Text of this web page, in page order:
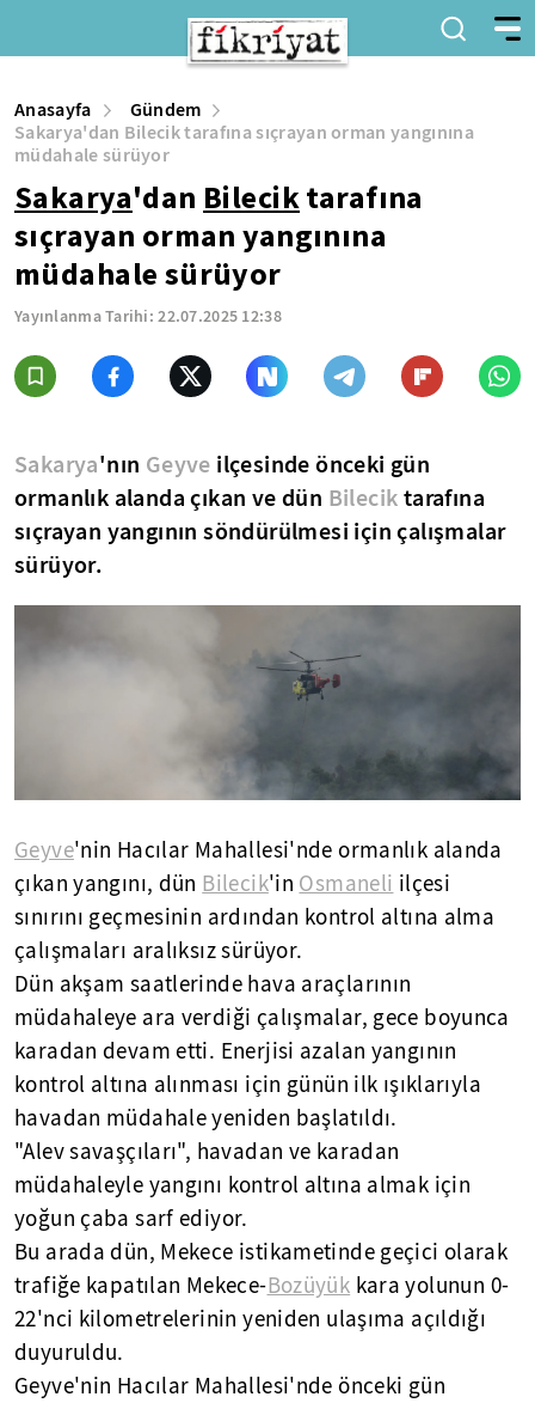
Anasayfa
Gündem
Sakarya'dan Bilecik tarafına sıçrayan orman yangınına
müdahale sürüyor
Sakarya'dan Bileciktarafına
sıçrayan orman yangınına
müdahale sürüyor
Yayınlanma Tarihi:22.07.2025 12:38
Sakarya'nın Geyve ilçesinde önceki gün
ormanlık alanda çıkan ve dün Bileciktarafına
sıçrayan yangının söndürülmesi için çalışmalar
sürüyor.
Geyve'nin Hacılar Mahallesi'nde ormanlık alanda
çıkan yangını, dün Bilecik'in Osmaneli ilçesi
sınırını geçmesinin ardından kontrol altına alma
çalışmaları aralıksız sürüyor.
Dün akşam saatlerinde hava araçlarının
müdahaleye ara verdiği çalışmalar, gece boyunca
karadan devam etti. Enerjisi azalan yangının
kontrol altına alınması için günün ilk ışıklarıyla
havadan müdahale yeniden başlatıldı.
"Alev savaşçıları", havadan ve karadan
müdahaleyle yangını kontrol altına almak için
yoğun çaba sarf ediyor.
Bu arada dün, Mekece istikametinde geçici olarak
trafiğe kapatılan Mekece-Bozüyük kara yolunun 0-
22'nci kilometrelerinin yeniden ulaşıma açıldığı
duyuruldu.
Geyve'nin Hacılar Mahallesi'nde önceki gün